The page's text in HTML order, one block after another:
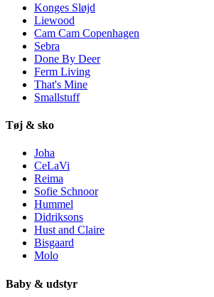
Konges Sløjd
Liewood
Cam Cam Copenhagen
Sebra
Done By Deer
Ferm Living
That's Mine
Smallstuff
Tøj & sko
Joha
CeLaVi
Reima
Sofie Schnoor
Hummel
Didriksons
Hust and Claire
Bisgaard
Molo
Baby & udstyr